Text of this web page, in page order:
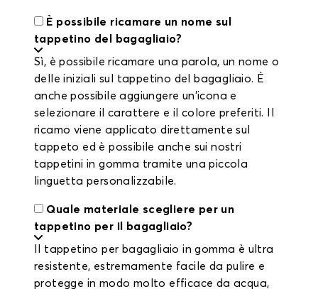
È possibile ricamare un nome sul
tappetino del bagagliaio?
Sì, è possibile ricamare una parola, un nome o
delle iniziali sul tappetino del bagagliaio. È
anche possibile aggiungere un'icona e
selezionare il carattere e il colore preferiti. Il
ricamo viene applicato direttamente sul
tappeto ed è possibile anche sui nostri
tappetini in gomma tramite una piccola
linguetta personalizzabile.
Quale materiale scegliere per un
tappetino per il bagagliaio?
Il tappetino per bagagliaio in gomma è ultra
resistente, estremamente facile da pulire e
protegge in modo molto efficace da acqua,